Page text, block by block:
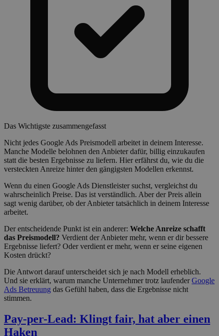
Das Wichtigste zusammengefasst
Nicht jedes Google Ads Preismodell arbeitet in deinem Interesse.
Manche Modelle belohnen den Anbieter dafür, billig einzukaufen
statt die besten Ergebnisse zu liefern. Hier erfährst du, wie du die
versteckten Anreize hinter den gängigsten Modellen erkennst.
Wenn du einen Google Ads Dienstleister suchst, vergleichst du
wahrscheinlich Preise. Das ist verständlich. Aber der Preis allein
sagt wenig darüber, ob der Anbieter tatsächlich in deinem Interesse
arbeitet.
Der entscheidende Punkt ist ein anderer: Welche Anreize schafft
das Preismodell? Verdient der Anbieter mehr, wenn er dir bessere
Ergebnisse liefert? Oder verdient er mehr, wenn er seine eigenen
Kosten drückt?
Die Antwort darauf unterscheidet sich je nach Modell erheblich.
Und sie erklärt, warum manche Unternehmer trotz laufenderGoogle
Ads Betreuung das Gefühl haben, dass die Ergebnisse nicht
stimmen.
Pay-per-Lead: Klingt fair, hat aber einen
Haken